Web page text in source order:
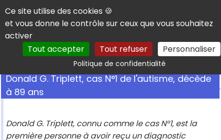
Panneau de gestion des cookies
Ce site utilise des cookies 🍪
et vous donne le contrôle sur ceux que vous souhaitez
activer
Tout accepter
Tout refuser Personnaliser
Politique de confidentialitéRechercher
Donald G. Triplett, cas N°1 de l'autisme, décède
à 89 ans
Donald G. Triplett, connu comme le cas N°1, est la
première personne à avoir reçu un diagnostic